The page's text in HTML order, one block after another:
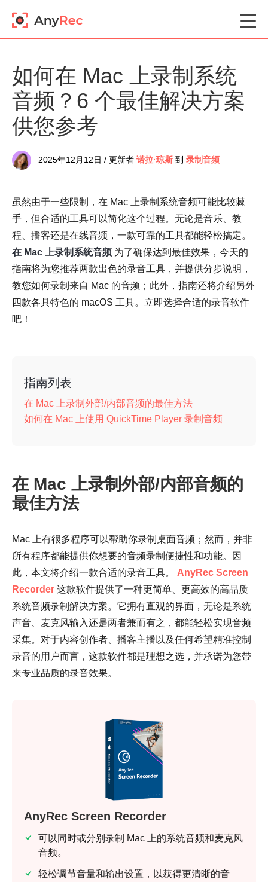
如何在 Mac 上录制系统
音频？6 个最佳解决方案
供您参考
2025年12月12日 / 更新者 诺拉·琼斯 到 录制音频
虽然由于一些限制，在 Mac 上录制系统音频可能比较棘
手，但合适的工具可以简化这个过程。无论是音乐、教
程、播客还是在线音频，一款可靠的工具都能轻松搞定。
在 Mac 上录制系统音频 为了确保达到最佳效果，今天的
指南将为您推荐两款出色的录音工具，并提供分步说明，
教您如何录制来自 Mac 的音频；此外，指南还将介绍另外
四款各具特色的 macOS 工具。立即选择合适的录音软件
吧！
指南列表
在 Mac 上录制外部/内部音频的最佳方法
如何在 Mac 上使用 QuickTime Player 录制音频
在 Mac 上录制外部/内部音频的
最佳方法
Mac 上有很多程序可以帮助你录制桌面音频；然而，并非
所有程序都能提供你想要的音频录制便捷性和功能。因
此，本文将介绍一款合适的录音工具。 AnyRec Screen
Recorder 这款软件提供了一种更简单、更高效的高品质
系统音频录制解决方案。它拥有直观的界面，无论是系统
声音、麦克风输入还是两者兼而有之，都能轻松实现音频
采集。对于内容创作者、播客主播以及任何希望精准控制
录音的用户而言，这款软件都是理想之选，并承诺为您带
来专业品质的录音效果。
AnyRec Screen Recorder
可以同时或分别录制 Mac 上的系统音频和麦克风
音频。
轻松调节音量和输出设置，以获得更清晰的音